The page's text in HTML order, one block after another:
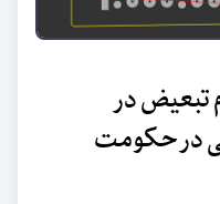
تبعیض در
در حکومت